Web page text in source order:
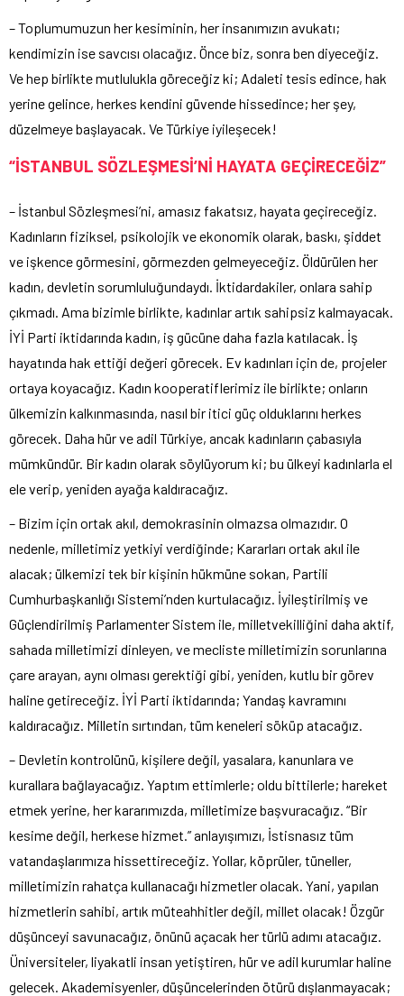
– Toplumumuzun her kesiminin, her insanımızın avukatı;
kendimizin ise savcısı olacağız. Önce biz, sonra ben diyeceğiz.
Ve hep birlikte mutlulukla göreceğiz ki; Adaleti tesis edince, hak
yerine gelince, herkes kendini güvende hissedince; her şey,
düzelmeye başlayacak. Ve Türkiye iyileşecek!
“İSTANBUL SÖZLEŞMESİ’Nİ HAYATA GEÇİRECEĞİZ”
– İstanbul Sözleşmesi’ni, amasız fakatsız, hayata geçireceğiz.
Kadınların fiziksel, psikolojik ve ekonomik olarak, baskı, şiddet
ve işkence görmesini, görmezden gelmeyeceğiz. Öldürülen her
kadın, devletin sorumluluğundaydı. İktidardakiler, onlara sahip
çıkmadı. Ama bizimle birlikte, kadınlar artık sahipsiz kalmayacak.
İYİ Parti iktidarında kadın, iş gücüne daha fazla katılacak. İş
hayatında hak ettiği değeri görecek. Ev kadınları için de, projeler
ortaya koyacağız. Kadın kooperatiflerimiz ile birlikte; onların
ülkemizin kalkınmasında, nasıl bir itici güç olduklarını herkes
görecek. Daha hür ve adil Türkiye, ancak kadınların çabasıyla
mümkündür. Bir kadın olarak söylüyorum ki; bu ülkeyi kadınlarla el
ele verip, yeniden ayağa kaldıracağız.
– Bizim için ortak akıl, demokrasinin olmazsa olmazıdır. O
nedenle, milletimiz yetkiyi verdiğinde; Kararları ortak akıl ile
alacak; ülkemizi tek bir kişinin hükmüne sokan, Partili
Cumhurbaşkanlığı Sistemi’nden kurtulacağız. İyileştirilmiş ve
Güçlendirilmiş Parlamenter Sistem ile, milletvekilliğini daha aktif,
sahada milletimizi dinleyen, ve mecliste milletimizin sorunlarına
çare arayan, aynı olması gerektiği gibi, yeniden, kutlu bir görev
haline getireceğiz. İYİ Parti iktidarında; Yandaş kavramını
kaldıracağız. Milletin sırtından, tüm keneleri söküp atacağız.
– Devletin kontrolünü, kişilere değil, yasalara, kanunlara ve
kurallara bağlayacağız. Yaptım ettimlerle; oldu bittilerle; hareket
etmek yerine, her kararımızda, milletimize başvuracağız. “Bir
kesime değil, herkese hizmet.” anlayışımızı, İstisnasız tüm
vatandaşlarımıza hissettireceğiz. Yollar, köprüler, tüneller,
milletimizin rahatça kullanacağı hizmetler olacak. Yani, yapılan
hizmetlerin sahibi, artık müteahhitler değil, millet olacak! Özgür
düşünceyi savunacağız, önünü açacak her türlü adımı atacağız.
Üniversiteler, liyakatli insan yetiştiren, hür ve adil kurumlar haline
gelecek. Akademisyenler, düşüncelerinden ötürü dışlanmayacak;